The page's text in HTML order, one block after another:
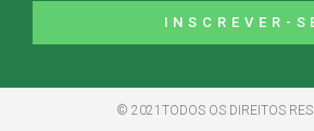
INSCREVER-
© 2021TODOS OS DIREITOS